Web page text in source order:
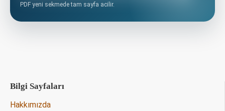
PDF yeni sekmede tam sayfa acilir.
Bilgi Sayfaları
Hakkımızda